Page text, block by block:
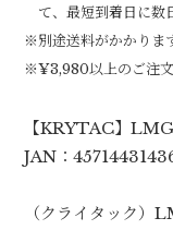
て、最短到着日に数
※別途送料がかかりま
※¥3,980以上のご注文
【KRYTAC】
JAN：
（クライタック